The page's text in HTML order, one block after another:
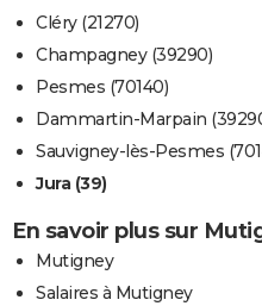
Cléry (21270)
Champagney (39290)
Pesmes (70140)
Dammartin-Marpain
Sauvigney-lès-Pesmes
Jura (39)
En savoir plus sur
Mutigney
Salaires à Mutigney